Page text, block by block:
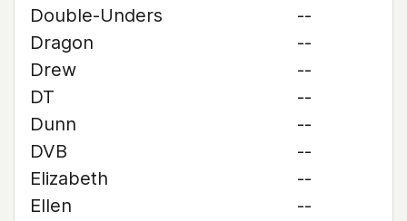
Double-Unders
--
Dragon
--
Drew
--
DT
--
Dunn
--
DVB
--
Elizabeth
--
Ellen
--